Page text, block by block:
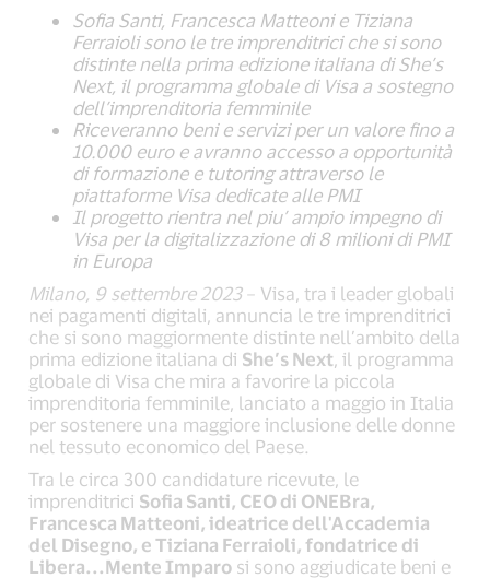
Sofia Santi, Francesca Matteoni e Tiziana
Ferraioli sono le tre imprenditrici che si sono
distinte nella prima edizione italiana di She’s
Next, il programma globale di Visa a sostegno
dell’imprenditoria femminile
Riceveranno beni e servizi per un valore fino a
10.000 euro e avranno accesso a opportunità
di formazione e tutoringattraverso le
piattaforme Visa dedicate alle PMI
Il progetto rientra nel piu’ ampio impegno di
Visa per la digitalizzazione di 8 milioni di PMI
in Europa
Milano, 9 settembre 2023– Visa, tra i leader globali
nei pagamenti digitali, annuncia le tre imprenditrici
che si sono maggiormente distinte nell’ambito della
prima edizione italiana di She’s Next, il programma
globale di Visa che mira a favorire la piccola
imprenditoria femminile, lanciato a maggio in Italia
per sostenere una maggiore inclusione delle donne
nel tessuto economico del Paese.
Tra le circa 300 candidature ricevute, le
imprenditrici Sofia Santi, CEO di ONEBra,
Francesca Matteoni, ideatrice dell'Accademia
del Disegno, e Tiziana Ferraioli, fondatrice di
Libera...Mente Imparo si sono aggiudicate beni e